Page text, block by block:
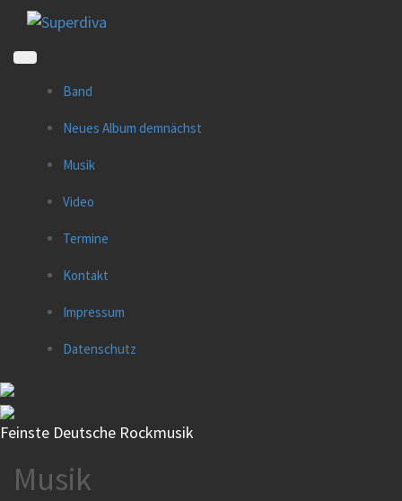
Direkt
Inhalt
Band
Neues Album demnächst
Musik
Video
Termine
Kontakt
Impressum
Datenschutz
Feinste Deutsche Rockmusik
Musik